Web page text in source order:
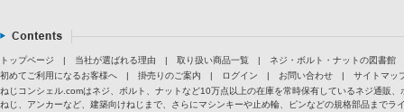
トップページ | 当社が選ばれる理由 | 取り扱い商品一覧 |
ネジ・ボルト・ナットの図書館
初めてご利用になるお客様へ
| 掛売りのご案内 | ログイン | お問い合わせ |
サイトマッ
ねじコンシェル.comはネジ、ボルト、ナットなど10万点以上の在庫を常時保有しているネジ通販
ねじ、アンカーなど、建築向けねじまで、さらにマシンキーや止め輪、ピンなどの規格部品まで